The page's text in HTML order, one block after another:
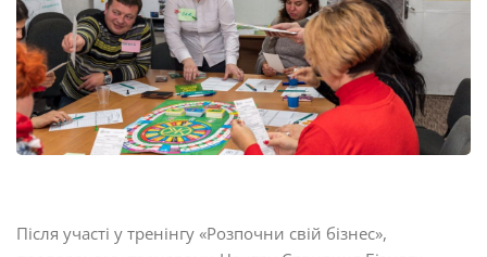
Після участі у тренінгу «Розпочни свій бізнес»,